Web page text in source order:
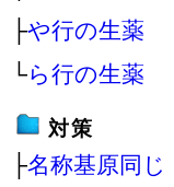
├や行の生薬
└ら行の生薬
対策
├名称基原同じ